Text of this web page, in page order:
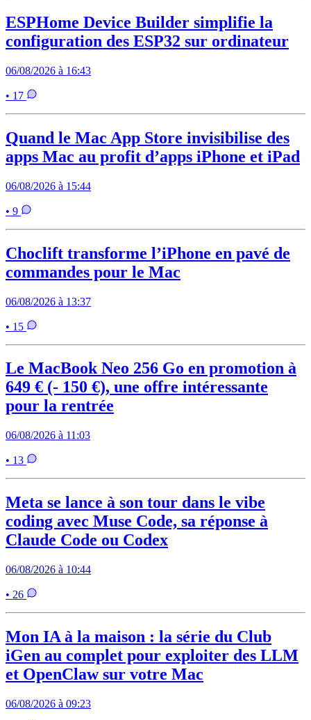
ESPHome Device Builder simplifie la
configuration des ESP32 sur ordinateur
06/08/2026 à 16:43
• 17
Quand le Mac App Store invisibilise des
apps Mac au profit d’apps iPhone et iPad
06/08/2026 à 15:44
• 9
Choclift transforme l’iPhone en pavé de
commandes pour le Mac
06/08/2026 à 13:37
• 15
Le MacBook Neo 256 Go en promotion à
649 € (- 150 €), une offre intéressante
pour la rentrée
06/08/2026 à 11:03
• 13
Meta se lance à son tour dans le vibe
coding avec Muse Code, sa réponse à
Claude Code ou Codex
06/08/2026 à 10:44
• 26
Mon IA à la maison : la série du Club
iGen au complet pour exploiter des LLM
et OpenClaw sur votre Mac
06/08/2026 à 09:23